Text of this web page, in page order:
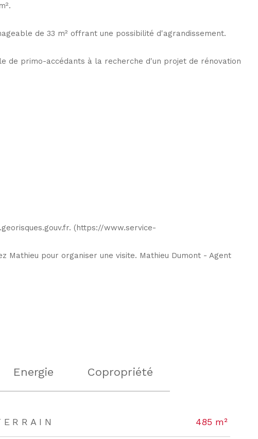
de 33 m² offrant une possibilité d'agrandissement.
de primo-accédants à la recherche d'un projet de rénovation
(https://www.service-
Mathieu pour organiser une visite. Mathieu Dumont - Agent
Energie Copropriété
485 m²